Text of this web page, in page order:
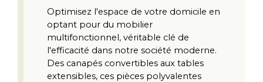
Optimisez l'espace de votre domicile en
optant pour du mobilier
multifonctionnel, véritable clé de
l'efficacité dans notre société moderne.
Des canapés convertibles aux tables
extensibles, ces pièces polyvalentes